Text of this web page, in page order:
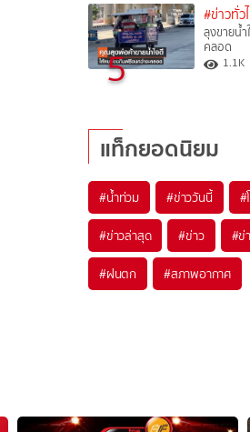
5
#ข่าวทั่ว
ลุงขายน้
คลอด
1.1K
แท็กยอดนิยม
#น้ำท่วม #ข่าววันนี้ #
#ข่าวล่าสุด #ข่าว #ข่
#ฝนตก #สภาพอากาศ